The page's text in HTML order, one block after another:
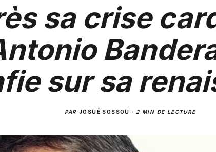
sa crise
sur sa
PARJOSUÉ SOSSOU · 2 MIN DE LECTURE